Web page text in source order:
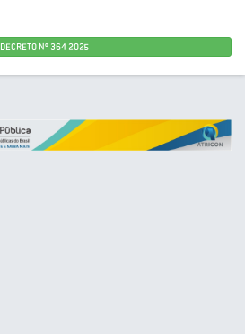
DECRETO Nº 364 2025